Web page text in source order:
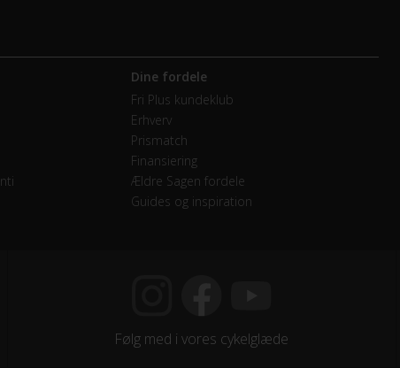
GX DH - Short cage - 7 Speed
Dine fordele
Fri Plus kundeklub
Erhverv
Prismatch
Finansiering
Ældre Sagen fordele
Guides og inspiration
Følg med i vores cykelglæde